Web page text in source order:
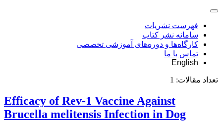
فهرست نشریات
سامانه نشر کتاب
کارگاه‌ها و دوره‌های آموزشی تخصصی
تماس با ما
English
تعداد مقالات: 1
Efficacy of Rev-1 Vaccine Against
Brucella melitensis Infection in Dog